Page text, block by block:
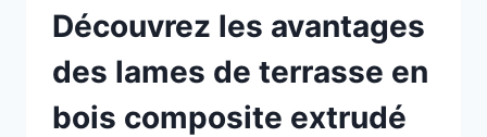
Découvrez les avantages
des lames de terrasse en
bois composite extrudé